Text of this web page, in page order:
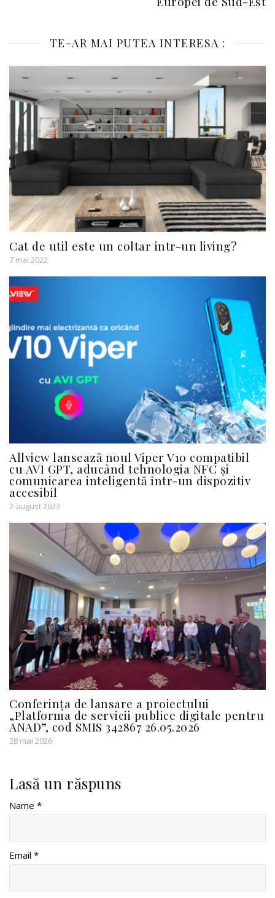
TE-AR MAI PUTEA INTERESA :
Cat de util este un coltar intr-un living?
7 mai 2022
Allview lansează noul Viper V10 compatibil
cu AVI GPT, aducând tehnologia NFC și
comunicarea inteligentă într-un dispozitiv
accesibil
2 august 2023
Conferința de lansare a proiectului
„Platforma de servicii publice digitale pentru
ANAD”, cod SMIS 342867 26.05.2026
28 mai 2026
Lasă un răspuns
Name *
Email *